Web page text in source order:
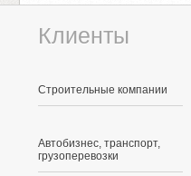
Клиенты
Строительные компании
Автобизнес, транспорт,
грузоперевозки